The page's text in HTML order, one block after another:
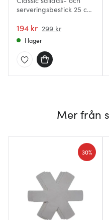
serveringsbestick 25 cm
194 kr 299 kr
I lager
Mer från
30%